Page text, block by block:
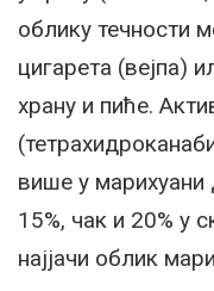
облику течности
цигарета (вејпа)
храну и пиће.
више у марихуани
15%, чак и 20% у
најјачи облик